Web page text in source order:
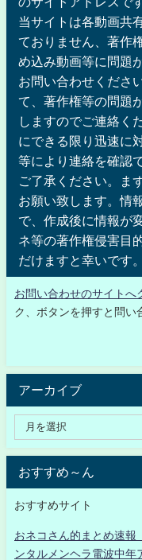
当サイトは各動画共
ておりません、著作
め込み動画等に問題
お問い合わせくださ
て、著作権等の問題
しますのでご連絡く
にできる限り迅速に
等により連絡を確認
ご了承ください。ま
お願い致します。情
で、作成後に情報が
ネ等の著作権侵害目
だけますと幸いです。
お問い合わせのサイトへ
ク、ボタンを押すと問い
アーカイブ
おすすめ～ん
おすすめサイト
おネコさん的まとめ速
ンタルメンヘラ電波中年